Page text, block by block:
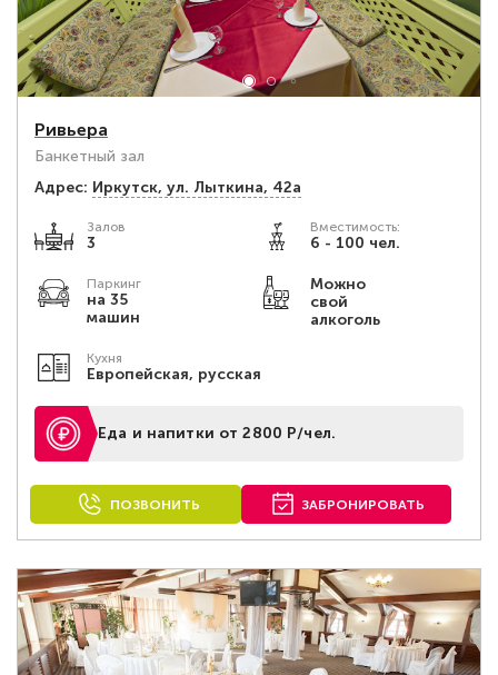
Ривьера
Банкетный зал
Адрес: Иркутск, ул. Лыткина, 42а
Залов
3
Вместимость:
6 - 100 чел.
Паркинг
на 35
машин
Можно
свой
алкоголь
Кухня
Европейская, русская
Еда и напитки от 2800 Р/чел.
ПОЗВОНИТЬ ЗАБРОНИРОВАТЬ